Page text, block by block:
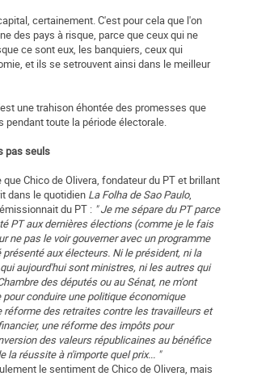
certainement. C'est pour cela que l'on
des pays à risque, parce que ceux qui ne
ce sont eux, les banquiers, ceux qui
et ils se setrouvent ainsi dans le meilleur
une trahison éhontée des promesses que
pendant toute la période électorale.
pas seuls
que Chico de Olivera, fondateur du PT et brillant
dans le quotidien La Folha de Sao Paulo,
du PT : " Je me sépare du PT parce
PT aux dernières élections (comme je le fais
ne pas le voir gouverner avec un programme
présenté aux électeurs. Ni le président, ni la
aujourd'hui sont ministres, ni les autres qui
des députés ou au Sénat, ne m'ont
pour conduire une politique économique
réforme des retraites contre les travailleurs et
une réforme des impôts pour
des valeurs républicaines au bénéfice
la réussite à n'importe quel prix... "
le sentiment de Chico de Olivera, mais